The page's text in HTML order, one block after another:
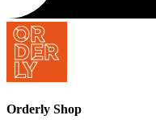
Orderly Shop